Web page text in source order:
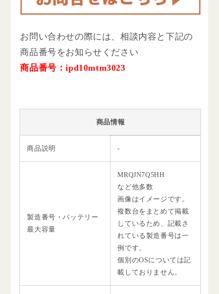
お問い合わせの際には、相談内容と下記の
商品番号をお知らせください
商品番号：ipd10mtm3023
商品情報
商品説明 -
製造番号・バッテリー
最大容量
MRQJN7Q5HH
など他多数
画像はイメージです。
複数台をまとめて掲載
しているため、記載さ
れている製造番号は一
例です。
個別のOSについては記
載しておりません。